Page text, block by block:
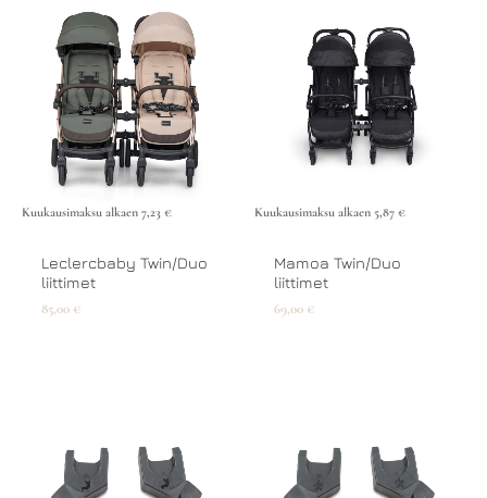
Kuukausimaksu alkaen 7,23 €
Leclercbaby Twin/Duo
liittimet
85,00 €
Kuukausimaksu alkaen 5,87 €
Mamoa Twin/Duo
liittimet
69,00 €